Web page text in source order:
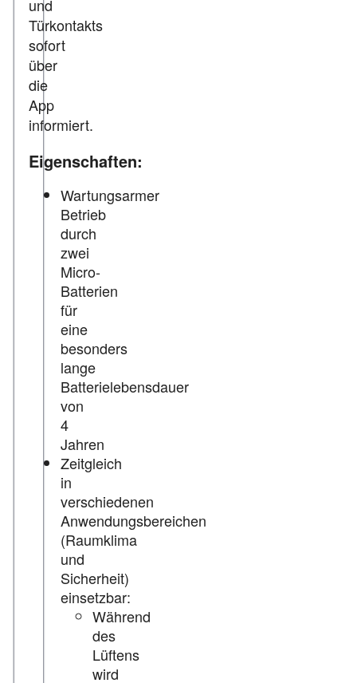
und
Türkontakts
sofort
über
die
App
informiert.
Eigenschaften:
Wartungsarmer
Betrieb
durch
zwei
Micro-
Batterien
für
eine
besonders
lange
Batterielebensdauer
von
4
Jahren
Zeitgleich
in
verschiedenen
Anwendungsbereichen
(Raumklima
und
Sicherheit)
einsetzbar:
Während
des
Lüftens
wird